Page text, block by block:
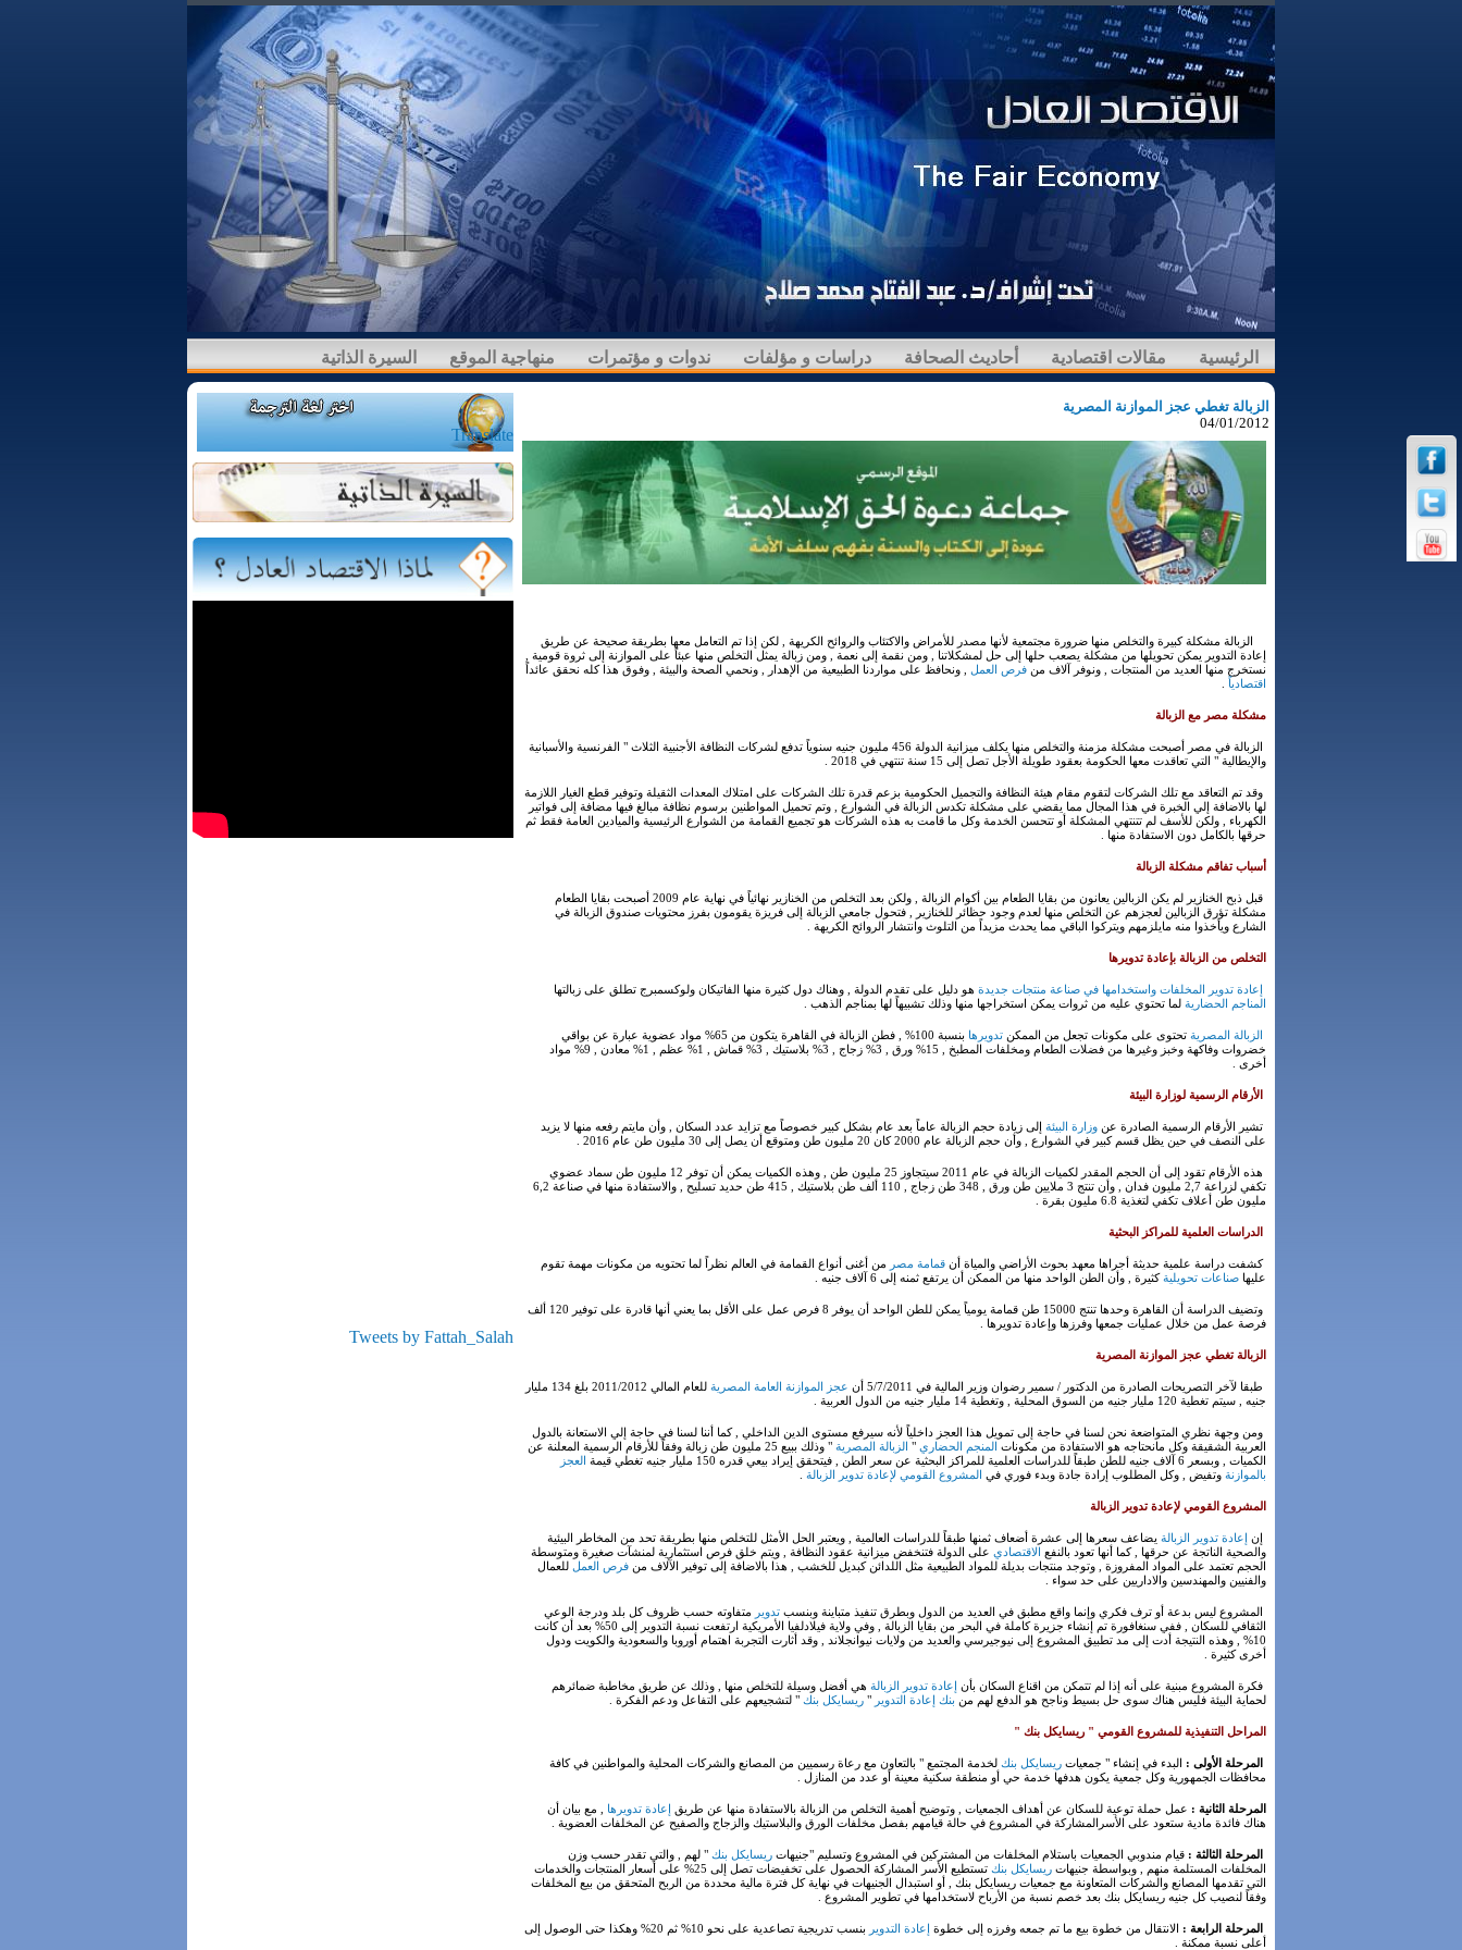
الرئيسية مقالات اقتصادية أحاديث الصحافة دراسات و مؤلفات ندوات و مؤتمرات منهاجية الموقع السيرة الذاتية
الزبالة تغطي عجز الموازنة المصرية
04/01/2012
الزبالة مشكلة كبيرة والتخلص منها ضرورة مجتمعية لأنها مصدر للأمراض والاكتئاب والروائح الكريهة , لكن إذا تم التعامل معها بطريقة صحيحة عن طريق
إعادة التدوير يمكن تحويلها من مشكلة يصعب حلها إلى حل لمشكلاتنا , ومن نقمة إلى نعمة , ومن زبالة يمثل التخلص منها عبئاً على الموازنة إلى ثروة قومية ,
نستخرج منها العديد من المنتجات , ونوفر آلاف من فرص العمل
, ونحافظ على مواردنا الطبيعية من الإهدار , ونحمي الصحة والبيئة , وفوق هذا كله نحقق عائداً
اقتصادياً
مشكلة مصر مع الزبالة
الزبالة في مصر أصبحت مشكلة مزمنة والتخلص منها يكلف ميزانية الدولة 456 مليون جنيه سنوياً تدفع لشركات النظافة الأجنبية الثلاث " الفرنسية والأسبانية
والإيطالية " التي تعاقدت معها الحكومة بعقود طويلة الأجل تصل إلى 15 سنة تنتهي في 2018 .
وقد تم التعاقد مع تلك الشركات لتقوم مقام هيئة النظافة والتجميل الحكومية بزعم قدرة تلك الشركات على امتلاك المعدات الثقيلة وتوفير قطع الغيار اللازمة
لها بالاضافة إلي الخبرة في هذا المجال مما يقضي على مشكلة تكدس الزبالة في الشوارع , وتم تحميل المواطنين برسوم نظافة مبالغ فيها مضافة إلى فواتير
الكهرباء , ولكن للأسف لم تتنتهي المشكلة أو تتحسن الخدمة وكل ما قامت به هذه الشركات هو تجميع القمامة من الشوارع الرئيسية والميادين العامة فقط ثم
حرقها بالكامل دون الاستفادة منها .
أسباب تفاقم مشكلة الزبالة
قبل ذبح الخنازير لم يكن الزبالين يعانون من بقايا الطعام بين أكوام الزبالة , ولكن بعد التخلص من الخنازير نهائياً في نهاية عام 2009 أصبحت بقايا الطعام
مشكلة تؤرق الزبالين لعجزهم عن التخلص منها لعدم وجود حظائر للخنازير , فتحول جامعي الزبالة إلى فريزة يقومون بفرز محتويات صندوق الزبالة في
الشارع ويأخذوا منه مايلزمهم ويتركوا الباقي مما يحدث مزيداً من التلوث وانتشار الروائح الكريهة .
التخلص من الزبالة بإعادة تدويرها
إعادة تدوير المخلفات واستخدامها في صناعة منتجات جديدة هو دليل على تقدم الدولة , وهناك دول كثيرة منها الفاتيكان ولوكسمبرج تطلق على زبالتها
المناجم الحضارية لما تحتوي عليه من ثروات يمكن استخراجها منها وذلك تشبيهاً لها بمناجم الذهب .
الزبالة المصرية تحتوى على مكونات تجعل من الممكن تدويرها
بنسبة 100% , فطن الزبالة في القاهرة يتكون من 65% مواد عضوية عبارة عن بواقي
خضروات وفاكهة وخبز وغيرها من فضلات الطعام ومخلفات المطبخ , 15% ورق , 3% زجاج , 3% بلاستيك , 3% قماش , 1% عظم , 1% معادن , 9% مواد
أخرى .
الأرقام الرسمية لوزارة البيئة
تشير الأرقام الرسمية الصادرة عن وزارة البيئة
إلى زيادة حجم الزبالة عاماً بعد عام بشكل كبير خصوصاً مع تزايد عدد السكان , وأن مايتم رفعه منها لا يزيد
على النصف في حين يظل قسم كبير في الشوارع , وأن حجم الزبالة عام 2000 كان 20 مليون طن ومتوقع أن يصل إلى 30 مليون طن عام 2016 .
هذه الأرقام تقود إلى أن الحجم المقدر لكميات الزبالة في عام 2011 سيتجاوز 25 مليون طن , وهذه الكميات يمكن أن توفر 12 مليون طن سماد عضوي
تكفي لزراعة 2,7 مليون فدان , وأن تنتج 3 ملايين طن ورق , 348 طن زجاج , 110 ألف طن بلاستيك , 415 طن حديد تسليح , والاستفادة منها في صناعة 6,2
مليون طن أعلاف تكفي لتغذية 6.8 مليون بقرة .
الدراسات العلمية للمراكز البحثية
كشفت دراسة علمية حديثة أجراها معهد بحوث الأراضي والمياة أن قمامة مصر
من أغنى أنواع القمامة في العالم نظراً لما تحتويه من مكونات مهمة تقوم
عليها صناعات تحويليةكثيرة , وأن الطن الواحد منها من الممكن أن يرتفع ثمنه إلى 6 آلاف جنيه .
وتضيف الدراسة أن القاهرة وحدها تنتج 15000 طن قمامة يومياً يمكن للطن الواحد أن يوفر 8 فرص عمل على الأقل بما يعني أنها قادرة على توفير 120 ألف
فرصة عمل من خلال عمليات جمعها وفرزها وإعادة تدويرها .
الزبالة تغطي عجز الموازنة المصرية
طبقا لآخر التصريحات الصادرة من الدكتور / سمير رضوان وزير المالية في 5/7/2011 أن عجز الموازنة العامة المصرية
للعام المالي 2011/2012 بلغ 134 مليار
جنيه , سيتم تغطية 120 مليار جنيه من السوق المحلية , وتغطية 14 مليار جنيه من الدول العربية .
ومن وجهة نظري المتواضعة نحن لسنا في حاجة إلى تمويل هذا العجز داخلياً لأنه سيرفع مستوى الدين الداخلي , كما أننا لسنا في حاجة إلي الاستعانة بالدول
العربية الشقيقة وكل مانحتاجه هو الاستفادة من مكونات
المنجم الحضاري " الزبالة المصرية
" وذلك ببيع 25 مليون طن زبالة وفقاً للأرقام الرسمية المعلنة عن
الكميات , وبسعر 6 آلاف جنيه للطن طبقاً للدراسات العلمية للمراكز البحثية عن سعر الطن , فيتحقق إيراد بيعي قدره 150 مليار جنيه تغطي قيمة
العجز
بالموازنة وتفيض , وكل المطلوب إرادة جادة وبدء فوري في المشروع القومي لإعادة تدوير الزبالة
المشروع القومي لإعادة تدوير الزبالة
إن إعادة تدوير الزبالة يضاعف سعرها إلى عشرة أضعاف ثمنها طبقاً للدراسات العالمية , ويعتبر الحل الأمثل للتخلص منها بطريقة تحد من المخاطر البيئية
والصحية الناتجة عن حرقها , كما أنها تعود بالنفع
الاقتصادي على الدولة فتنخفض ميزانية عقود النظافة , ويتم خلق فرص استثمارية لمنشآت صغيرة ومتوسطة
الحجم تعتمد على المواد المفروزة , وتوجد منتجات بديلة للمواد الطبيعية مثل اللدائن كبديل للخشب , هذا بالاضافة إلى توفير الآلاف من فرص العمل للعمال
والفنيين والمهندسين والاداريين على حد سواء .
المشروع ليس بدعة أو ترف فكري وإنما واقع مطبق في العديد من الدول وبطرق تنفيذ متباينة وبنسب تدوير
متفاوته حسب ظروف كل بلد ودرجة الوعي
الثقافي للسكان , ففي سنغافورة تم إنشاء جزيرة كاملة في البحر من بقايا الزبالة , وفي ولاية فيلادلفيا الأمريكية ارتفعت نسبة التدوير إلى 50% بعد أن كانت
10% , وهذه النتيجة أدت إلى مد تطبيق المشروع إلى نيوجيرسي والعديد من ولايات نيوانجلاند , وقد أثارت التجربة اهتمام أوروبا والسعودية والكويت ودول
أخرى كثيرة .
فكرة المشروع مبنية على أنه إذا لم تتمكن من اقناع السكان بأن إعادة تدوير الزبالة هي أفضل وسيلة للتخلص منها , وذلك عن طريق مخاطبة ضمائرهم
لحماية البيئة فليس هناك سوى حل بسيط وناجح هو الدفع لهم من بنك إعادة التدوير " ريسايكل بنك " لتشجيعهم على التفاعل ودعم الفكرة .
المراحل التنفيذية للمشروع القومي " ريسايكل بنك "
المرحلة الأولى : البدء في إنشاء " جمعيات ريسايكل بنك لخدمة المجتمع " بالتعاون مع رعاة رسميين من المصانع والشركات المحلية والمواطنين في كافة
محافظات الجمهورية وكل جمعية يكون هدفها خدمة حي أو منطقة سكنية معينة أو عدد من المنازل .
المرحلة الثانية : عمل حملة توعية للسكان عن أهداف الجمعيات , وتوضيح أهمية التخلص من الزبالة بالاستفادة منها عن طريق إعادة تدويرها
, مع بيان أن
هناك فائدة مادية ستعود على الأسرالمشاركة في المشروع في حالة قيامهم بفصل مخلفات الورق والبلاستيك والزجاج والصفيح عن المخلفات العضوية .
المرحلة الثالثة : قيام مندوبي الجمعيات باستلام المخلفات من المشتركين في المشروع وتسليم "جنيهات ريسايكل بنك " لهم , والتي تقدر حسب وزن
المخلفات المستلمة منهم , وبواسطة جنيهات ريسايكل بنك
تستطيع الأسر المشاركة الحصول على تخفيضات تصل إلى 25% على أسعار المنتجات والخدمات
التي تقدمها المصانع والشركات المتعاونة مع جمعيات ريسايكل بنك , أو استبدال الجنيهات في نهاية كل فترة مالية محددة من الربح المتحقق من بيع المخلفات
وفقاً لنصيب كل جنيه ريسايكل بنك بعد خصم نسبة من الأرباح لاستخدامها في تطوير المشروع .
المرحلة الرابعة : الانتقال من خطوة بيع ما تم جمعه وفرزه إلى خطوة إعادة التدوير
بنسب تدريجية تصاعدية على نحو 10% ثم 20% وهكذا حتى الوصول إلى
أعلى نسبة ممكنة .
Translate
Tweets by Fattah_Salah